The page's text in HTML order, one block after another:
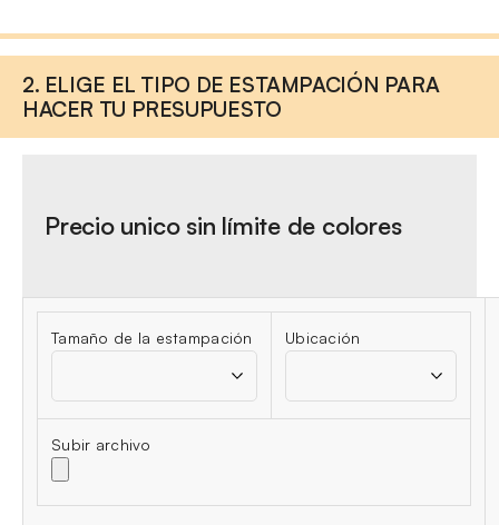
2. ELIGE EL TIPO DE ESTAMPACIÓN PARA
HACER TU PRESUPUESTO
Precio unico sin límite de colores
Tamaño de la estampación Ubicación
Subir archivo